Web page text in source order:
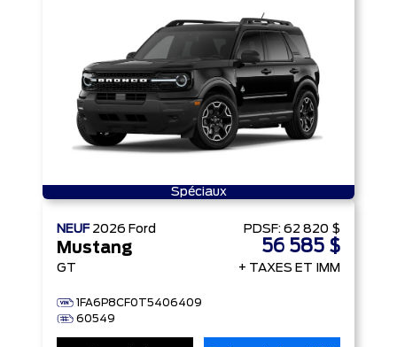
Spéciaux
NEUF 2026 Ford
Mustang
GT
1FA6P8CF0T5406409
60549
PDSF: 62 820 $
56 585 $
+ TAXES ET IMM